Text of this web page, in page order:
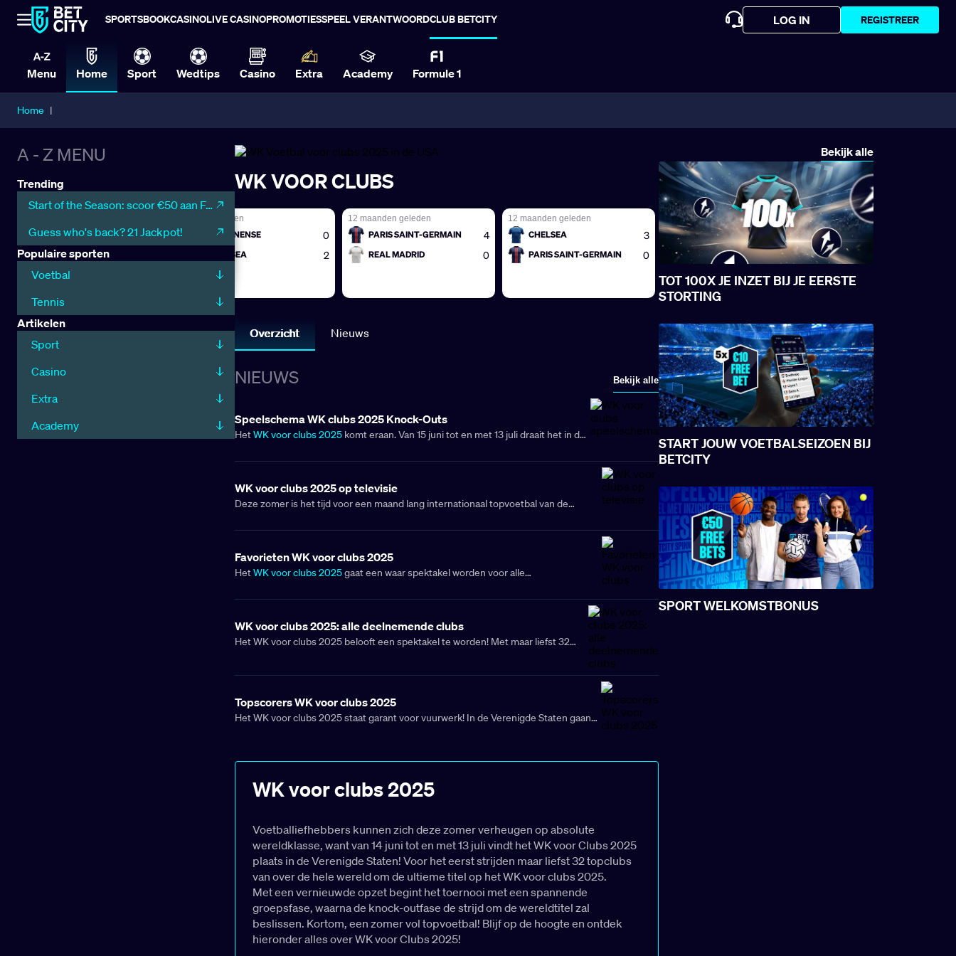
SPORTSBOOKCASINOLIVE CASINOPROMOTIESSPEEL VERANTWOORDCLUB BETCITY LOG IN REGISTREER
Menu Home Sport Wedtips Casino Extra Academy Formule 1
Home |
A - Z MENU
Trending
Start of the Season: scoor €50 aan Free Bets
Guess who's back? 21 Jackpot!
Populaire sporten
Voetbal
Tennis
Artikelen
Sport
Casino
Extra
Academy
WK VOOR CLUBS
Overzicht Nieuws
NIEUWS Bekijk alle
Speelschema WK clubs 2025 Knock-Outs
HetWK voor clubs 2025komt eraan. Van 15 juni tot en met 13 juli draait het in de
wereld maken zich op voor een maand vol spannende duels en onvergetelijke
momenten. Wie kroont zich tot beste clubteam ter wereld? Bekijk hieronder het
volledige speelschema WK clubs 2025! Het WK voor Clubs is een ander
voetbaltoernooi dan het WK voor landen. Het
programma voor het WK van 2026
vind je hier.
WK voor clubs 2025 op televisie
Deze zomer is het tijd voor een maand lang internationaal topvoetbal van de
Verenigde Staten nemen maar liefst 32 topclubs het tegen elkaar op in de jacht
naar de wereldtitel. Van Europese giganten tot verrassende outsiders: het belooft
een spektakel te worden. Let op: Deze informatie betreft het WK voor Clubs,
informatie over het WK voor Landen, vind je op
van 2026.
Favorieten WK voor clubs 2025
HetWK voor clubs 2025gaat een waar spektakel worden voor alle
wereld samen voor een ongekende voetbalshow. En ja, alle ogen zijn natuurlijk
gericht op de Europese grootmachten, zoals Real Madrid en Manchester City.
WK voor clubs 2025: alle deelnemende clubs
Het WK voor clubs 2025 belooft een spektakel te worden! Met maar liefst 32
juli 2025. De Verenigde Staten vormen het decor waar de beste clubs ter wereld
geplaatst? Check hieronder de deelnemers van dit prestigieuze toernooi!
Topscorers WK voor clubs 2025
Het WK voor clubs 2025 staat garant voor vuurwerk! In de Verenigde Staten gaan
gespeeld, en natuurlijk zijn ook de absolute wereldspitsen van de partij. Dat
betekent één ding: de race om de topscorerstitel wordt snoeihard. Hieronder
zetten we een paar grote kanshebbers voor je op een rij.
WK voor clubs 2025
Voetballiefhebbers kunnen zich deze zomer verheugen op absolute
wereldklasse, want van 14 juni tot en met 13 juli vindt het WK voor Clubs 2025
plaats in de Verenigde Staten! Voor het eerst strijden maar liefst 32 topclubs
van over de hele wereld om de ultieme titel op het WK voor clubs 2025.
Met een vernieuwde opzet begint het toernooi met een spannende
groepsfase, waarna de knock-outfase de strijd om de wereldtitel zal
beslissen. Kortom, een zomer vol topvoetbal! Blijf op de hoogte en ontdek
hieronder alles over WK voor Clubs 2025!
Bekijk alle
TOT 100X JE INZET BIJ JE EERSTE
STORTING
START JOUW VOETBALSEIZOEN BIJ
BETCITY
SPORT WELKOMSTBONUS